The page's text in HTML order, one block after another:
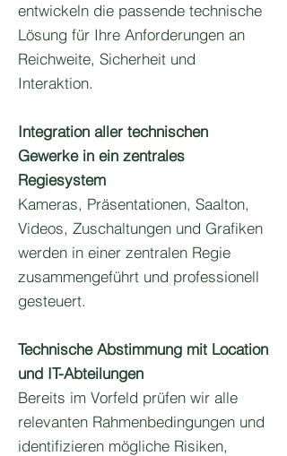
entwickeln die passende technische
Lösung für Ihre Anforderungen an
Reichweite, Sicherheit und
Interaktion.
Integration aller technischen
Gewerke in ein zentrales
Regiesystem
Kameras, Präsentationen, Saalton,
Videos, Zuschaltungen und Grafiken
werden in einer zentralen Regie
zusammengeführt und professionell
gesteuert.
Technische Abstimmung mit Location
und IT-Abteilungen
Bereits im Vorfeld prüfen wir alle
relevanten Rahmenbedingungen und
identifizieren mögliche Risiken,